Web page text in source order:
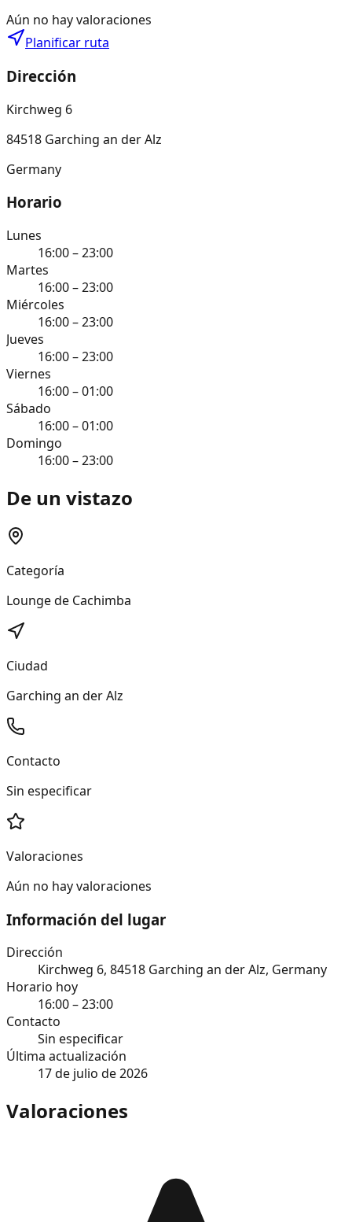
Aún no hay valoraciones
Planificar ruta
Dirección
Kirchweg 6
84518 Garching an der Alz
Germany
Horario
Lunes
16:00 – 23:00
Martes
16:00 – 23:00
Miércoles
16:00 – 23:00
Jueves
16:00 – 23:00
Viernes
16:00 – 01:00
Sábado
16:00 – 01:00
Domingo
16:00 – 23:00
De un vistazo
Categoría
Lounge de Cachimba
Ciudad
Garching an der Alz
Contacto
Sin especificar
Valoraciones
Aún no hay valoraciones
Información del lugar
Dirección
Kirchweg 6, 84518 Garching an der Alz, Germany
Horario hoy
16:00 – 23:00
Contacto
Sin especificar
Última actualización
17 de julio de 2026
Valoraciones